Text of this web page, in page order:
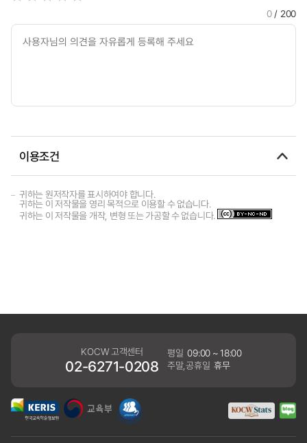
0/ 200
이용조건
귀하는 원저작자를 표시하여야 합니다.
귀하는 이 저작물을 영리 목적으로 이용할 수 없습니다.
귀하는 이 저작물을 개작, 변형 또는 가공할 수 없습니다.
KOCW 고객센터
02-6271-0208
평일 09:00 ~ 18:00
주말,공휴일 휴무